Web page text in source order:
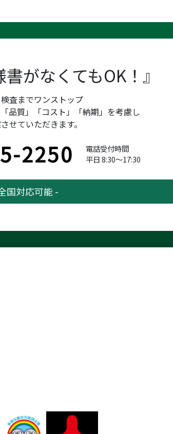
書がなくてもOK！』
査までワンストップ
品質」「コスト」「納期」を考慮し
せていただきます。
2250
電話受付時間
平日 8:30～17:30
国対応可能 -